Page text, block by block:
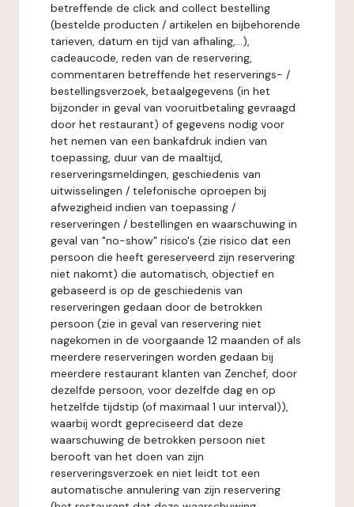
betreffende de click and collect bestelling
(bestelde producten / artikelen en bijbehorende
tarieven, datum en tijd van afhaling,...),
cadeaucode, reden van de reservering,
commentaren betreffende het reserverings- /
bestellingsverzoek, betaalgegevens (in het
bijzonder in geval van vooruitbetaling gevraagd
door het restaurant) of gegevens nodig voor
het nemen van een bankafdruk indien van
toepassing, duur van de maaltijd,
reserveringsmeldingen, geschiedenis van
uitwisselingen / telefonische oproepen bij
afwezigheid indien van toepassing /
reserveringen / bestellingen en waarschuwing in
geval van "no-show" risico's (zie risico dat een
persoon die heeft gereserveerd zijn reservering
niet nakomt) die automatisch, objectief en
gebaseerd is op de geschiedenis van
reserveringen gedaan door de betrokken
persoon (zie in geval van reservering niet
nagekomen in de voorgaande 12 maanden of als
meerdere reserveringen worden gedaan bij
meerdere restaurant klanten van Zenchef, door
dezelfde persoon, voor dezelfde dag en op
hetzelfde tijdstip (of maximaal 1 uur interval)),
waarbij wordt gepreciseerd dat deze
waarschuwing de betrokken persoon niet
berooft van het doen van zijn
reserveringsverzoek en niet leidt tot een
automatische annulering van zijn reservering